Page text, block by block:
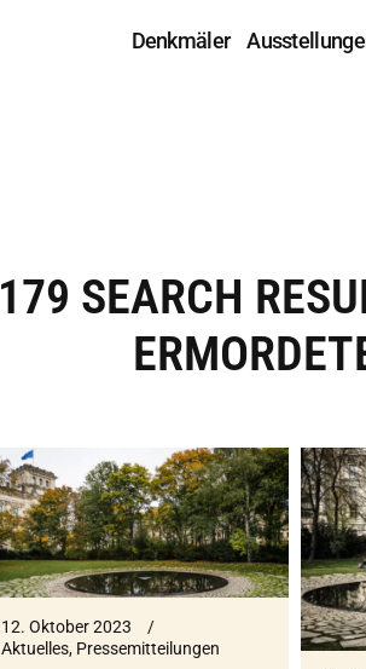
Denkmäler
179 SEARCH
12. Oktober 2023
Aktuelles, Pressemitteilungen